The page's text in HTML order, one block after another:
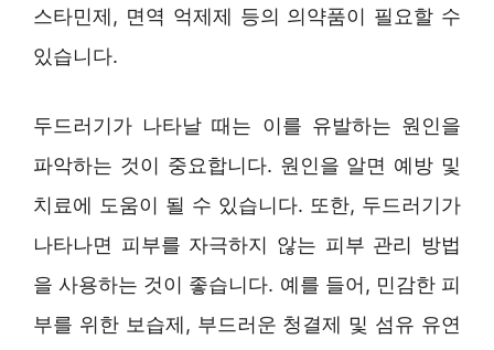
스타민제, 면역 억제제 등의 의약품이 필요할 수
있습니다.
두드러기가 나타날 때는 이를 유발하는 원인을
파악하는 것이 중요합니다. 원인을 알면 예방 및
치료에 도움이 될 수 있습니다. 또한, 두드러기가
나타나면 피부를 자극하지 않는 피부 관리 방법
을 사용하는 것이 좋습니다. 예를 들어, 민감한 피
부를 위한 보습제, 부드러운 청결제 및 섬유 유연